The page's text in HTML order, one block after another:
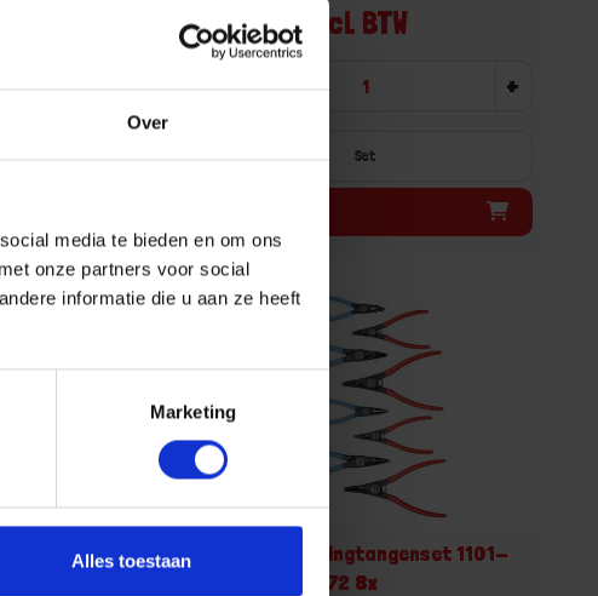
Over
media te bieden en om ons
onze partners voor social
informatie die u aan ze heeft
Marketing
Alles toestaan
+
€ 161,79 incl. BTW
- +
Set
1101-
GEDORE Borgringtangenset 1101-
004 in i-BOXX 72 8x